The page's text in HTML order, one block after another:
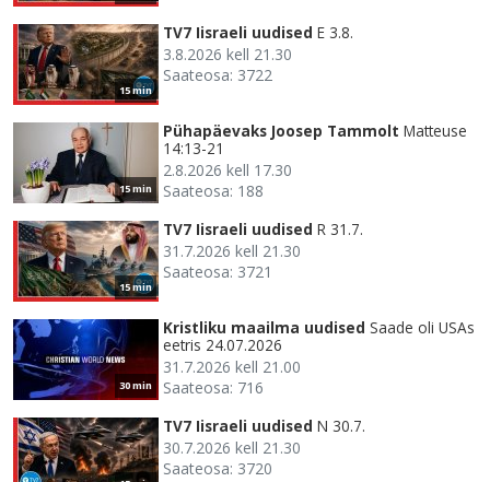
15 min
TV7 Iisraeli uudised E 3.8.
3.8.2026 kell 21.30
Saateosa: 3722
15 min
Pühapäevaks Joosep Tammolt Matteuse
14:13-21
2.8.2026 kell 17.30
Saateosa: 188
15 min
TV7 Iisraeli uudised R 31.7.
31.7.2026 kell 21.30
Saateosa: 3721
30 min
Kristliku maailma uudised Saade oli USAs
eetris 24.07.2026
31.7.2026 kell 21.00
Saateosa: 716
TV7 Iisraeli uudised N 30.7.
30.7.2026 kell 21.30
Saateosa: 3720